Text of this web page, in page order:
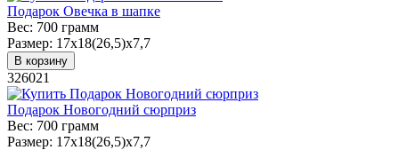
Подарок Овечка в шапке
Вес: 700 грамм
Размер: 17х18(26,5)х7,7
В корзину
326021
Подарок Новогодний сюрприз
Вес: 700 грамм
Размер: 17х18(26,5)х7,7